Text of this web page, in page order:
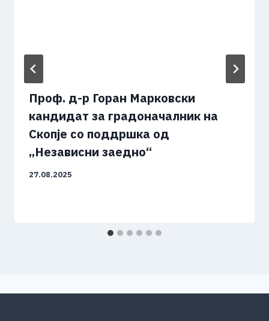
Проф. д-р Горан Марковски
кандидат за градоначалник на
Скопје со поддршка од
„Независни заедно“
27.08.2025